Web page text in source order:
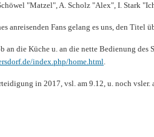
"Matzel", A. Scholz "Alex", I. Stark
Fans gelang es uns, den
an die Küche u. an die nette Bedienung
index.php/home.html.
in 2017, vsl. am 9.12, u. noch vsler.